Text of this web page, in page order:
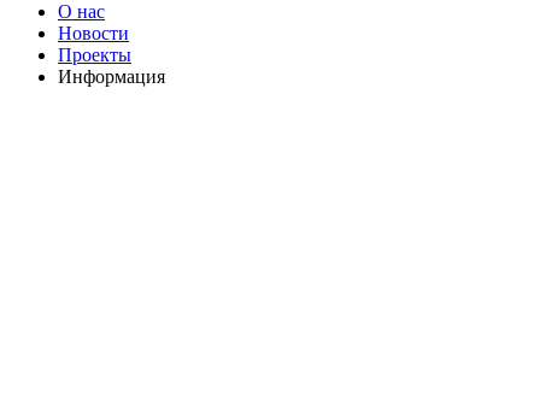
О нас
Новости
Проекты
Информация